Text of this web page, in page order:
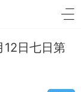
日七日第